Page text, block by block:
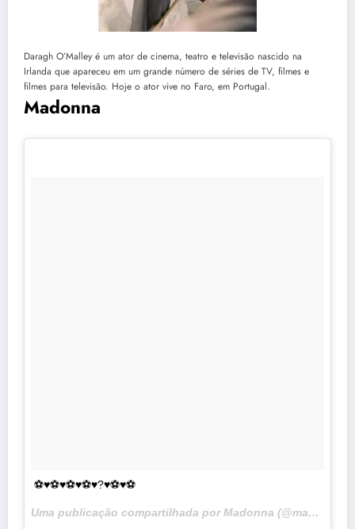
Daragh O’Malley é um ator de cinema, teatro e televisão nascido na
Irlanda que apareceu em um grande número de séries de TV, filmes e
filmes para televisão. Hoje o ator vive no Faro, em Portugal.
Madonna
⚽️♥️⚽️♥️⚽️♥️⚽️♥️?♥️⚽️♥️⚽️
Uma publicação compartilhada por Madonna (@madonna) em